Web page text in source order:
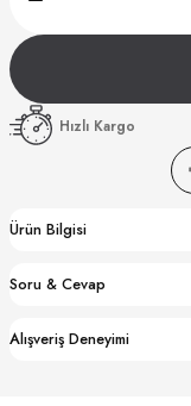
Hızlı Kargo
Ürün Bilgisi
Soru & Cevap
Alışveriş Deneyimi